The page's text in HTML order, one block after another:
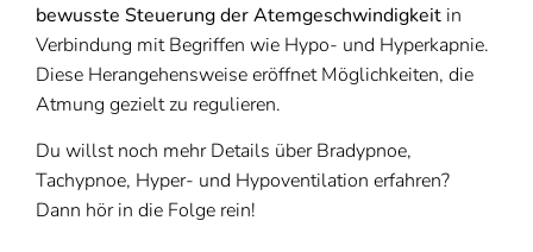
bewusste Steuerung der Atemgeschwindigkeit in
Verbindung mit Begriffen wie Hypo- und Hyperkapnie.
Diese Herangehensweise eröffnet Möglichkeiten, die
Atmung gezielt zu regulieren.
Du willst noch mehr Details über Bradypnoe,
Tachypnoe, Hyper- und Hypoventilation erfahren?
Dann hör in die Folge rein!